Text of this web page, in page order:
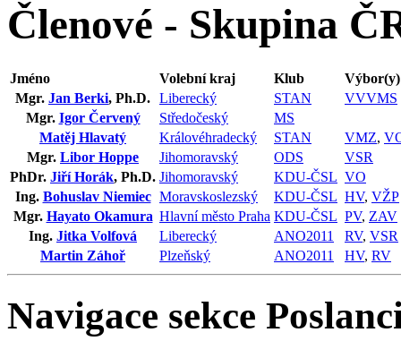
Členové - Skupina
Jméno Volební kraj Klub
Výbor(y)
Mgr. Jan Berki, Ph.D. Liberecký STAN
VVVMS
Mgr. Igor Červený Středočeský
MS
Matěj Hlavatý
Královéhradecký STAN VMZ,
Mgr. Libor Hoppe Jihomoravský ODS
VSR
PhDr. Jiří Horák, Ph.D. Jihomoravský KDU-ČSL VO
Ing. Bohuslav Niemiec Moravskoslezský KDU-ČSL HV, VŽP
Mgr. Hayato Okamura Hlavní město Praha KDU-ČSL PV, ZAV
Ing. Jitka Volfová Liberecký ANO2011 RV, VSR
Martin Záhoř
Plzeňský ANO2011 HV, RV
Navigace sekce